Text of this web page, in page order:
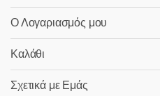
Ο Λογαριασμός μου
Καλάθι
Σχετικά με Εμάς